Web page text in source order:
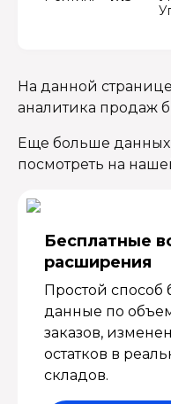
На данной
аналитика продаж
Еще больше данных
посмотреть на
Бесплатные
расширения
Простой способ
данные по
заказов,
остатков в
складов.